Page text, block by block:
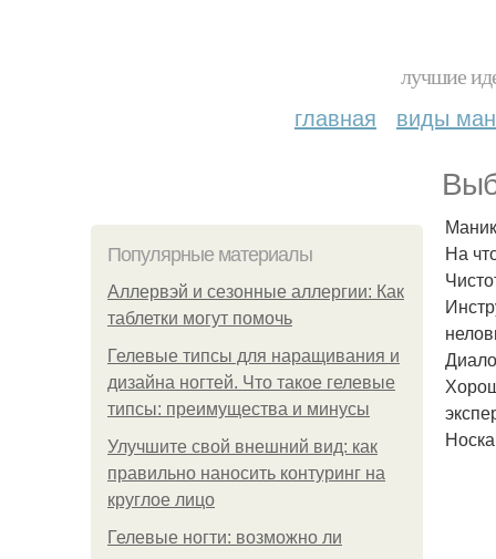
лучшие
главная виды
Популярные материалы
Аллервэй и сезонные аллергии: Как
таблетки могут помочь
Гелевые типсы для наращивания и
дизайна ногтей. Что такое гелевые
типсы: преимущества и минусы
Улучшите свой внешний вид: как
правильно наносить контуринг на
круглое лицо
Гелевые ногти: возможно ли
На